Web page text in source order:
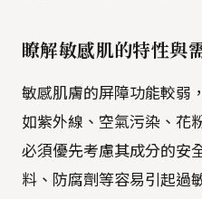
瞭解敏感肌的特性與
敏感肌膚的屏障功能較弱
如紫外線、空氣污染、花
必須優先考慮其成分的安
料、防腐劑等容易引起過